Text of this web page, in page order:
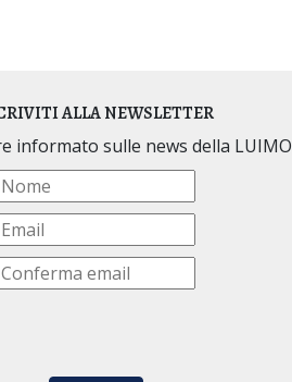
ALLA NEWSLETTER
informato sulle news della LUIMO